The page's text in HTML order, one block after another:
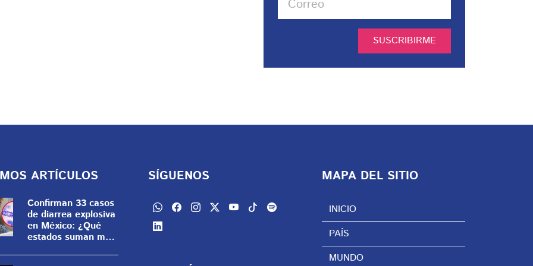
SUSCRIBIRME
ARTÍCULOS
Confirman 33 casos
de diarrea explosiva
en México: ¿Qué
estados suman más
SÍGUENOS MAPA DEL SITIO
INICIO
PAÍS
MUNDO